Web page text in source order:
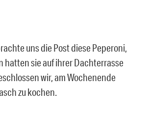
uns die Post diese Peperoni,
hatten sie auf ihrer Dachterrasse
wir, am Wochenende
zu kochen.